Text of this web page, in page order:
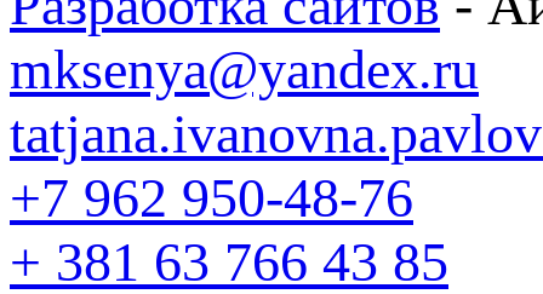
mksenya@yandex.ru
+7 962 950-48-76
+ 381 63 766 43 85